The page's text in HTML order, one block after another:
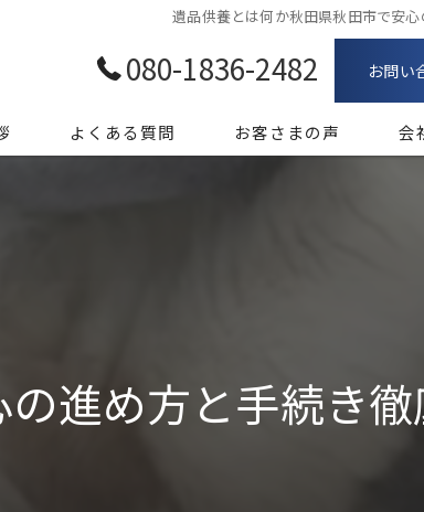
遺品供養とは何か秋田県秋田市で安
080-1836-2482 お問い
よくある質問 お客さまの声 会
進め方と手続き